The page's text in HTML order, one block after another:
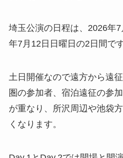
埼玉公演の日程は、2026年
年7月12日日曜日の2日間です
土日開催なので遠方から遠
圏の参加者、宿泊遠征の参
が重なり、所沢周辺や池袋
くなります。